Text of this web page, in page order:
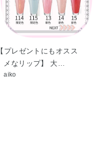
【プレゼントにもオスス
メなリップ】 大…
aiko